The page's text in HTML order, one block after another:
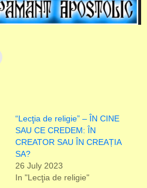
“Lecţia de religie” – ÎN CINE
SAU CE CREDEM: ÎN
CREATOR SAU ÎN CREAȚIA
SA?
26 July 2023
In "Lecţia de religie"